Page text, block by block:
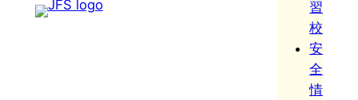
習
校
安
全
情